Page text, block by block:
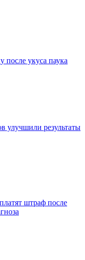
после укуса паука
улучшили результаты
штраф после